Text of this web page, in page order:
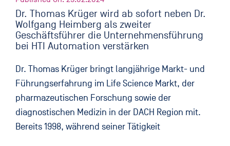
Dr. Thomas Krüger wird ab sofort neben Dr.
Wolfgang Heimberg als zweiter
Geschäftsführer die Unternehmensführung
bei HTI Automation verstärken
Dr. Thomas Krüger bringt langjährige Markt- und
Führungserfahrung im Life Science Markt, der
pharmazeutischen Forschung sowie der
diagnostischen Medizin in der DACH Region mit.
Bereits 1998, während seiner Tätigkeit